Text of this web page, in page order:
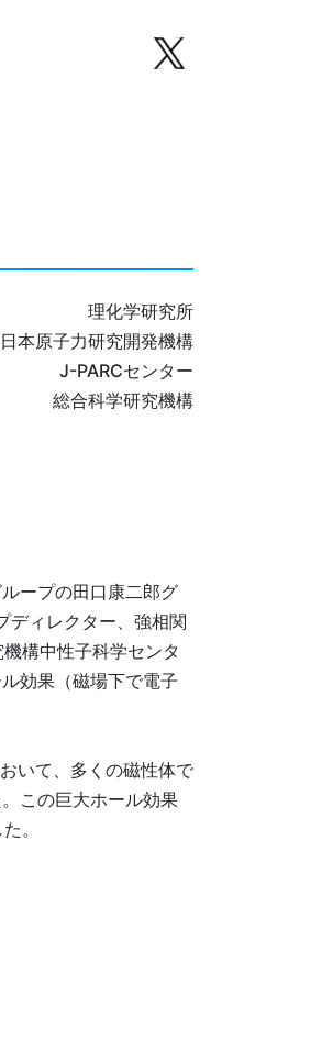
理化学研究所
日本原子力研究開発機構
J-PARCセンター
総合科学研究機構
ープの田口康二郎グ
ディレクター、強相関
構中性子科学センタ
効果（磁場下で電子
いて、多くの磁性体で
この巨大ホール効果
。